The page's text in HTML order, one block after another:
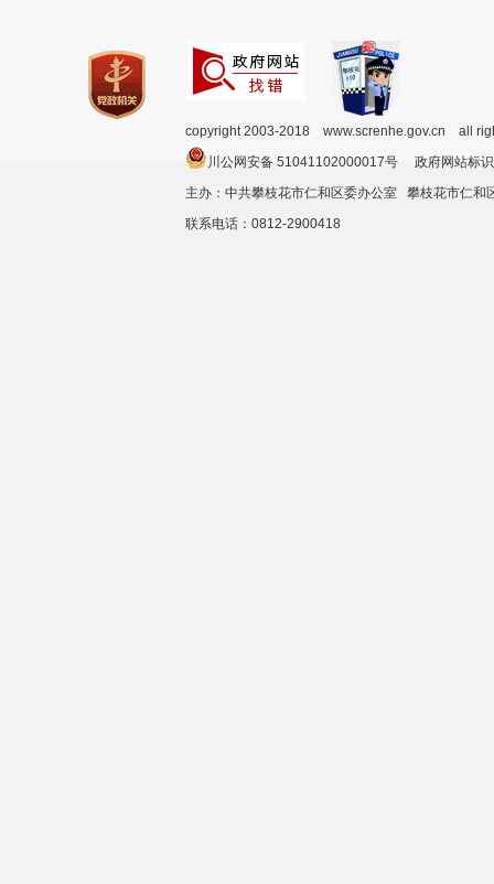
copyright 2003-2018 www.screnhe.gov.cn all
川公网安备 51041102000017号 政府网站
主办：中共攀枝花市仁和区委办公室 攀枝花市仁
联系电话：0812-2900418